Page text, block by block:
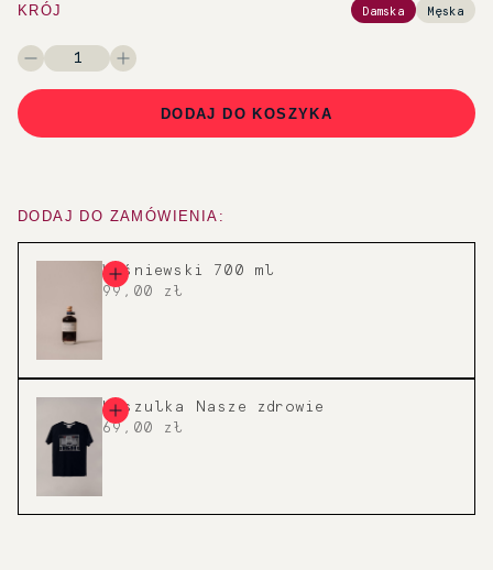
KRÓJ Damska Męska
DODAJ DO KOSZYKA
DODAJ DO ZAMÓWIENIA:
Wiśniewski 700 ml
99,00 zł
Koszulka Nasze zdrowie
69,00 zł